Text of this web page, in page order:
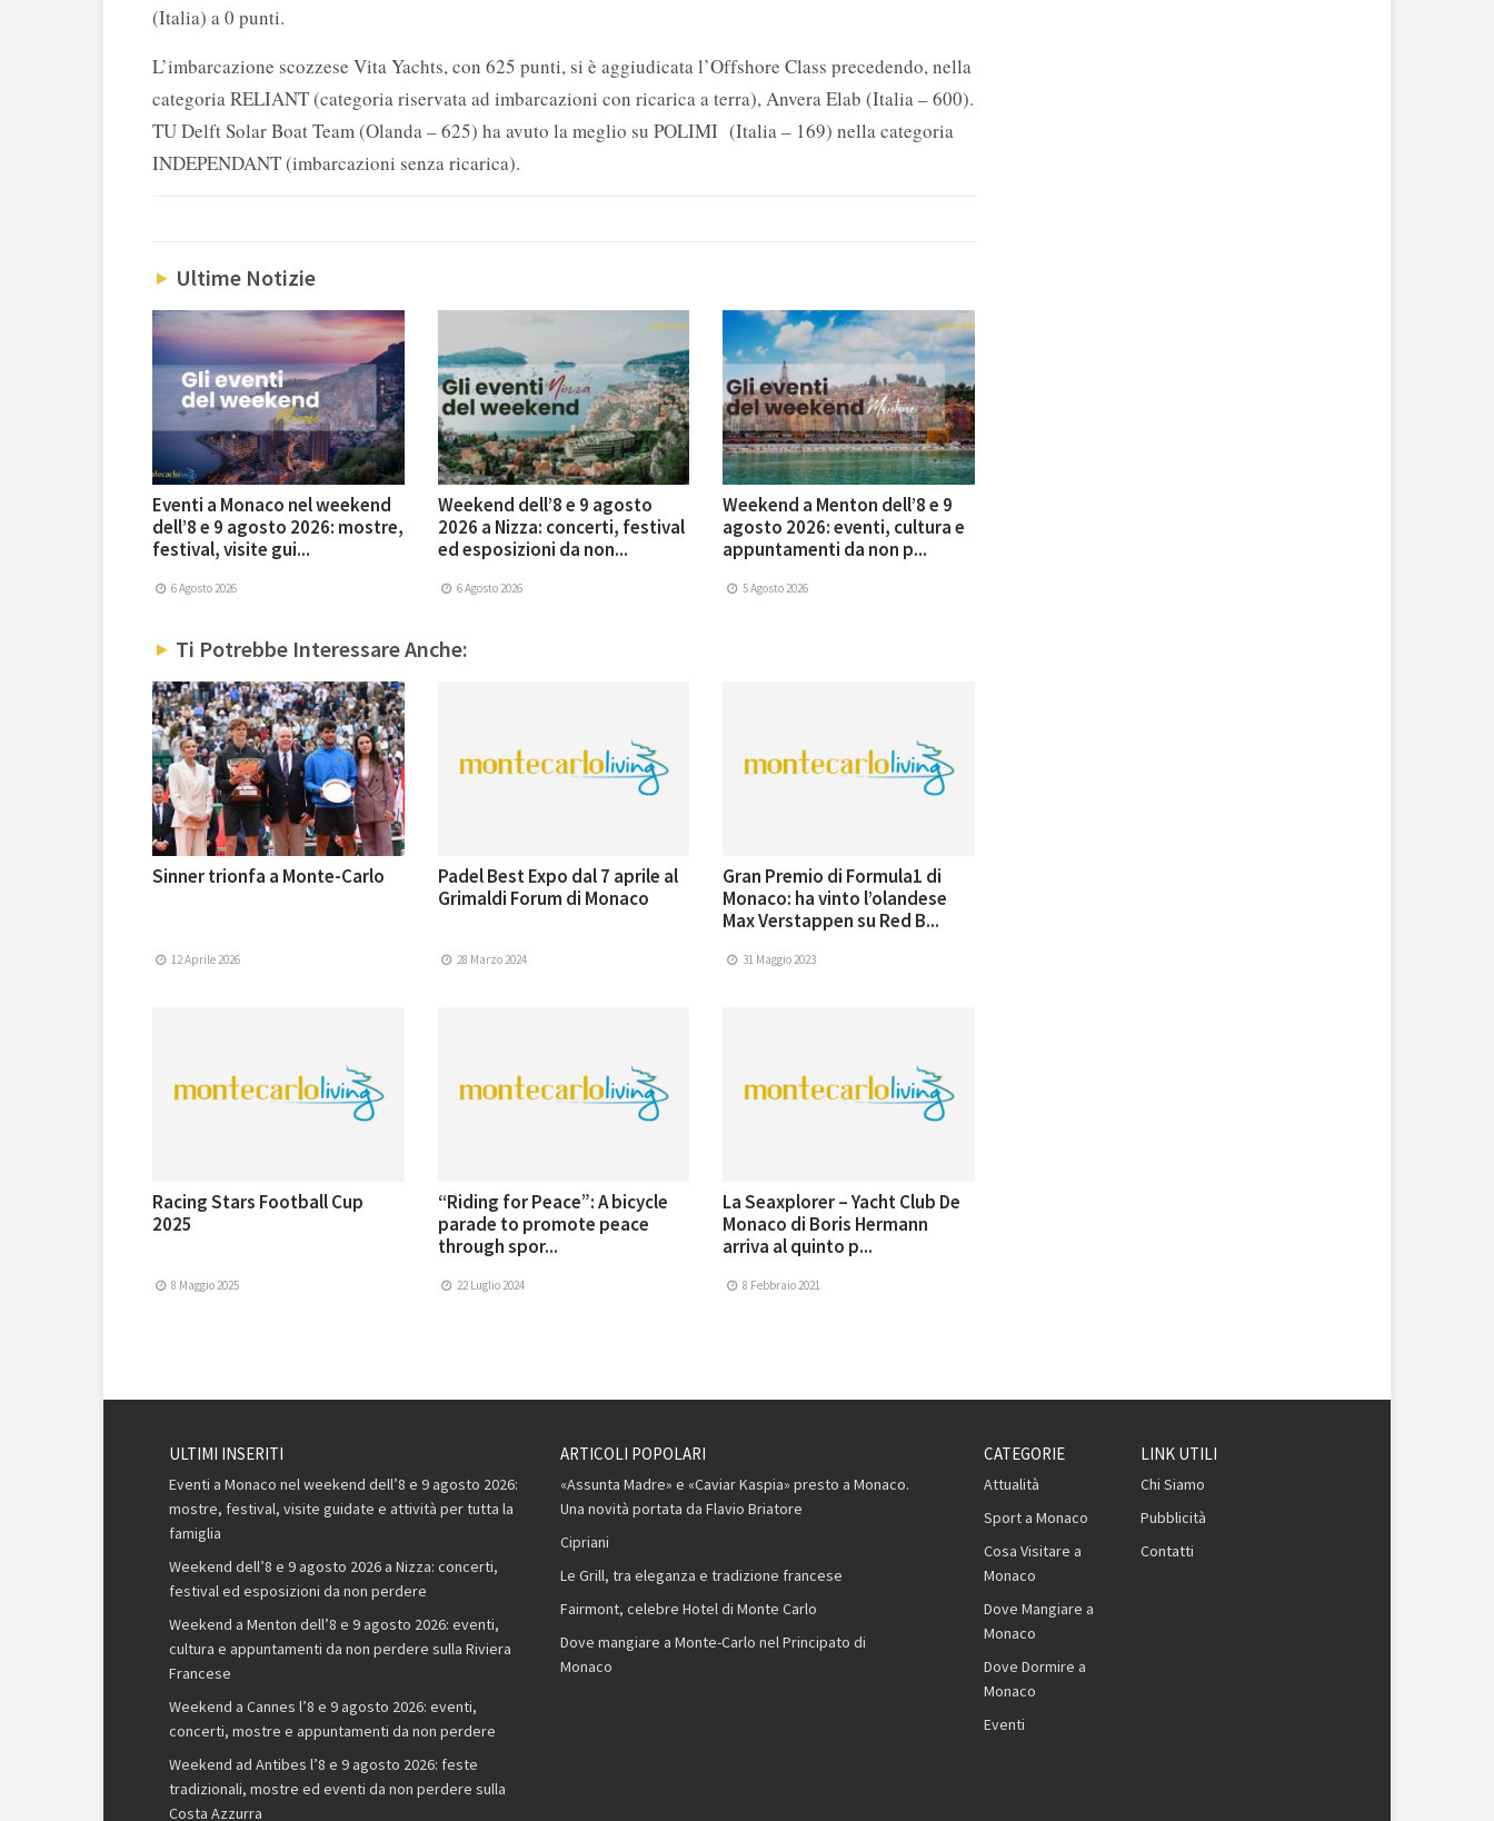
(Italia) a 0 punti.
L’imbarcazione scozzese Vita Yachts, con 625 punti, si è aggiudicata l’Offshore Class precedendo, nella
categoria RELIANT (categoria riservata ad imbarcazioni con ricarica a terra), Anvera Elab (Italia – 600).
TU Delft Solar Boat Team (Olanda – 625) ha avuto la meglio su POLIMI (Italia – 169) nella categoria
INDEPENDANT (imbarcazioni senza ricarica).
Ultime Notizie
Eventi a Monaco nel weekend
dell’8 e 9 agosto 2026: mostre,
festival, visite gui...
6 Agosto 2026
Weekend dell’8 e 9 agosto
2026 a Nizza: concerti, festival
ed esposizioni da non...
6 Agosto 2026
Weekend a Menton dell’8 e 9
agosto 2026: eventi, cultura e
appuntamenti da non p...
5 Agosto 2026
Ti Potrebbe Interessare Anche:
Sinner trionfa a Monte-Carlo
12 Aprile 2026
Padel Best Expo dal 7 aprile al
Grimaldi Forum di Monaco
28 Marzo 2024
Gran Premio di Formula1 di
Monaco: ha vinto l’olandese
Max Verstappen su Red B...
31 Maggio 2023
Racing Stars Football Cup
2025
8 Maggio 2025
“Riding for Peace”: A bicycle
parade to promote peace
through spor...
22 Luglio 2024
La Seaxplorer – Yacht Club De
Monaco di Boris Hermann
arriva al quinto p...
8 Febbraio 2021
ULTIMI INSERITI
Eventi a Monaco nel weekend dell’8 e 9 agosto 2026:
mostre, festival, visite guidate e attività per tutta la
famiglia
Weekend dell’8 e 9 agosto 2026 a Nizza: concerti,
festival ed esposizioni da non perdere
Weekend a Menton dell’8 e 9 agosto 2026: eventi,
cultura e appuntamenti da non perdere sulla Riviera
Francese
Weekend a Cannes l’8 e 9 agosto 2026: eventi,
concerti, mostre e appuntamenti da non perdere
Weekend ad Antibes l’8 e 9 agosto 2026: feste
tradizionali, mostre ed eventi da non perdere sulla
Costa Azzurra
ARTICOLI POPOLARI
«Assunta Madre» e «Caviar Kaspia» presto a Monaco.
Una novità portata da Flavio Briatore
Cipriani
Le Grill, tra eleganza e tradizione francese
Fairmont, celebre Hotel di Monte Carlo
Dove mangiare a Monte-Carlo nel Principato di
Monaco
CATEGORIE
Attualità
Sport a Monaco
Cosa Visitare a
Monaco
Dove Mangiare a
Monaco
Dove Dormire a
Monaco
Eventi
LINK UTILI
Chi Siamo
Pubblicità
Contatti